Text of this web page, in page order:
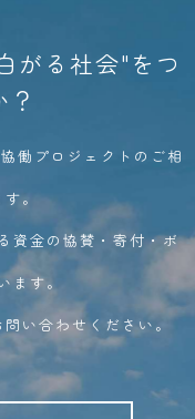
がる社会"をつ
働プロジェクトのご相
す。
資金の協賛・寄付・ボ
ます。
い合わせください。